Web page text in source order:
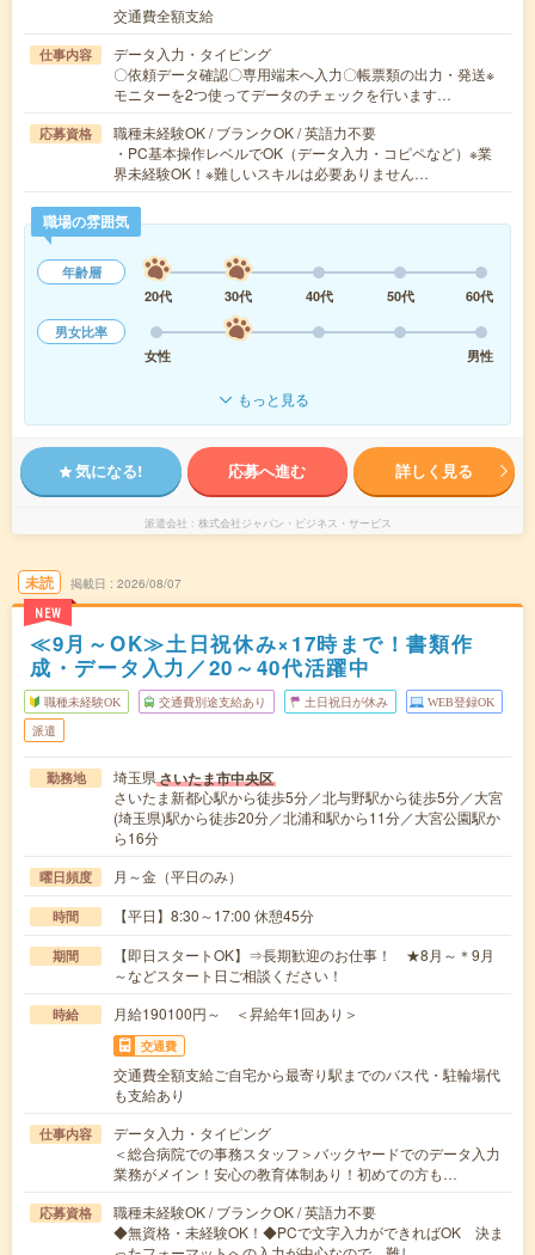
交通費全額支給
仕事内容
データ入力・タイピング
〇依頼データ確認〇専用端末へ入力〇帳票類の出力・発送※
モニターを2つ使ってデータのチェックを行います…
応募資格
職種未経験OK / ブランクOK / 英語力不要
・PC基本操作レベルでOK（データ入力・コピペなど）※業
界未経験OK！※難しいスキルは必要ありません…
職場の雰囲気
年齢層
20代
30代 40代 50代
60代
男女比率
女性
男性
もっと見る
気になる! 応募へ進む 詳しく見る
派遣会社 株式会社ジャパン・ビジネス・サービス
未読
NEW
掲載日 2026/08/07
≪9月～OK≫土日祝休み×17時まで！書類作
成・データ入力／20～40代活躍中
職種未経験OK 交通費別途支給あり 土日祝日が休み WEB登録OK
派遣
勤務地 埼玉県さいたま市中央区
さいたま新都心駅から徒歩5分／北与野駅から徒歩5分／大宮
(埼玉県)駅から徒歩20分／北浦和駅から11分／大宮公園駅か
ら16分
曜日頻度 月～金（平日のみ）
時間 【平日】8:30～17:00 休憩45分
期間
【即日スタートOK】⇒長期歓迎のお仕事！ ★8月～＊9月
～などスタート日ご相談ください！
時給 月給190100円～ ＜昇給年1回あり＞
交通費
交通費全額支給ご自宅から最寄り駅までのバス代・駐輪場代
も支給あり
仕事内容
データ入力・タイピング
＜総合病院での事務スタッフ＞バックヤードでのデータ入力
業務がメイン！安心の教育体制あり！初めての方も…
応募資格
職種未経験OK / ブランクOK / 英語力不要
◆無資格・未経験OK！◆PCで文字入力ができればOK 決ま